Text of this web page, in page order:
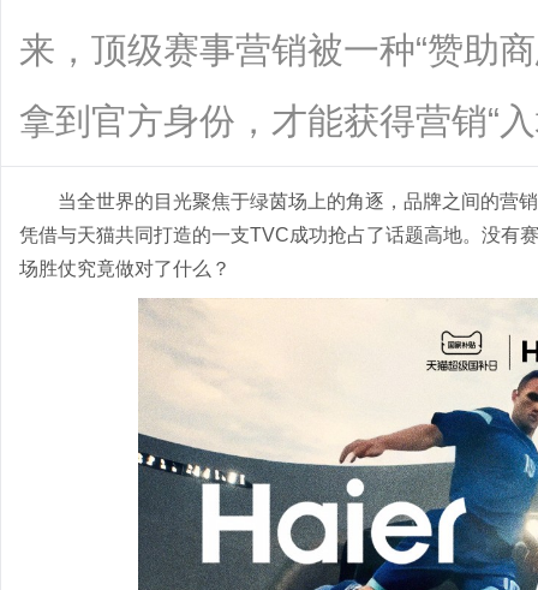
来，顶级赛事营销被一种“赞助
拿到官方身份，才能获得营销“
当全世界的目光聚焦于绿茵场上的角逐，品牌之间的营
凭借与天猫共同打造的一支TVC成功抢占了话题高地。没有
场胜仗究竟做对了什么？